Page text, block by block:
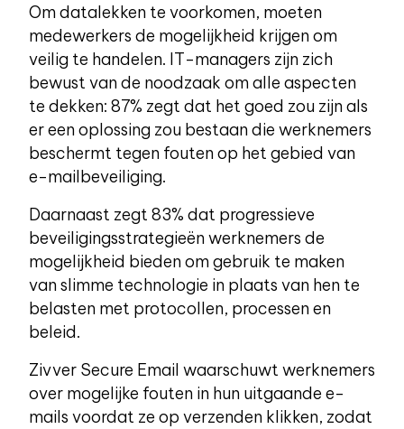
Om datalekken te voorkomen, moeten
medewerkers de mogelijkheid krijgen om
veilig te handelen. IT-managers zijn zich
bewust van de noodzaak om alle aspecten
te dekken: 87% zegt dat het goed zou zijn als
er een oplossing zou bestaan die werknemers
beschermt tegen fouten op het gebied van
e-mailbeveiliging.
Daarnaast zegt 83% dat progressieve
beveiligingsstrategieën werknemers de
mogelijkheid bieden om gebruik te maken
van slimme technologie in plaats van hen te
belasten met protocollen, processen en
beleid.
Zivver Secure Email waarschuwt werknemers
over mogelijke fouten in hun uitgaande e-
mails voordat ze op verzenden klikken, zodat